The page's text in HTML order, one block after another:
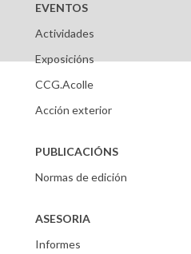
EVENTOS
Actividades
Exposicións
CCG.Acolle
Acción exterior
PUBLICACIÓNS
Normas de edición
ASESORIA
Informes